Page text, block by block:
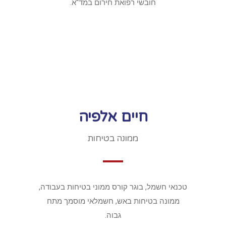
חובשי רפואת חירום במד"א.
חיים אלפיה
ממונה בטיחות
טכנאי חשמל, בוגר קורס ממוני בטיחות בעבודה,
ממונה בטיחות באש, חשמלאי מוסמך מתח
גבוה.